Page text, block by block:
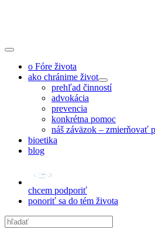
Toggle
Navigationo Fóre života
ako chránime život
prehľad činností
advokácia
prevencia
konkrétna pomoc
náš záväzok – zmierňovať
bioetika
blog
chcem podporiť
ponoriť sa do tém života
Hľadať: